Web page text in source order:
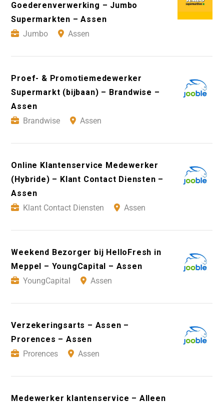
Goederenverwerking – Jumbo
Supermarkten – Assen
Jumbo
Assen
Proef- & Promotiemedewerker
Supermarkt (bijbaan) – Brandwise –
Assen
Brandwise
Assen
Online Klantenservice Medewerker
(Hybride) – Klant Contact Diensten –
Assen
Klant Contact Diensten
Assen
Weekend Bezorger bij HelloFresh in
Meppel – YoungCapital – Assen
YoungCapital
Assen
Verzekeringsarts – Assen –
Prorences – Assen
Prorences
Assen
Medewerker klantenservice – Alleen